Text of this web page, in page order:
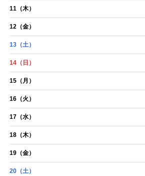
11 （木）
12 （金）
13 （土）
14 （日）
15 （月）
16 （火）
17 （水）
18 （木）
19 （金）
20 （土）